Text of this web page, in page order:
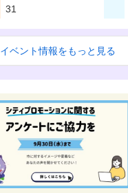
31
イベント情報をもっと見る